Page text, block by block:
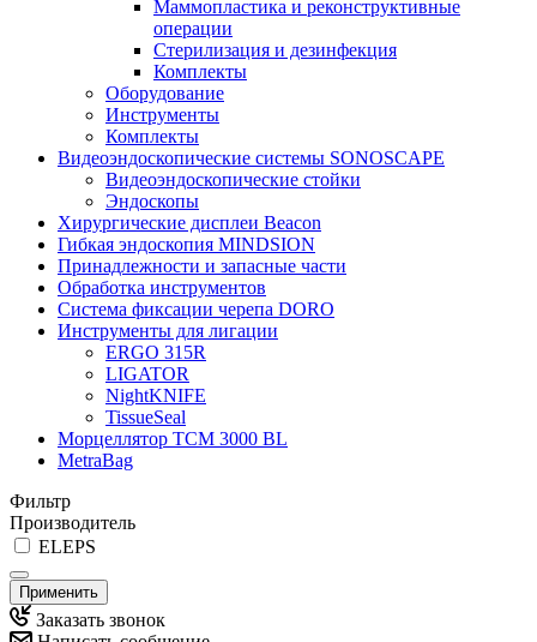
Маммопластика и реконструктивные
операции
Стерилизация и дезинфекция
Комплекты
Оборудование
Инструменты
Комплекты
Видеоэндоскопические системы SONOSCAPE
Видеоэндоскопические стойки
Эндоскопы
Хирургические дисплеи Beacon
Гибкая эндоскопия MINDSION
Принадлежности и запасные части
Обработка инструментов
Система фиксации черепа DORO
Инструменты для лигации
ERGO 315R
LIGATOR
NightKNIFE
TissueSeal
Морцеллятор ТСМ 3000 BL
MetraBag
Фильтр
Производитель
ELEPS
Применить
Заказать звонок